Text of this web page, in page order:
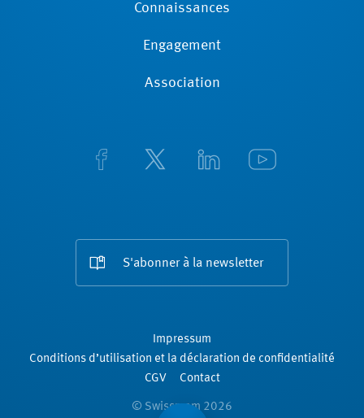
Connaissances
Engagement
Association
S'abonner à la newsletter
Impressum
Conditions d’utilisation et la déclaration de confidentialité
CGV
Contact
© Swissmem 2026